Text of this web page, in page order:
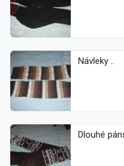
Návleky ..
Dlouhé